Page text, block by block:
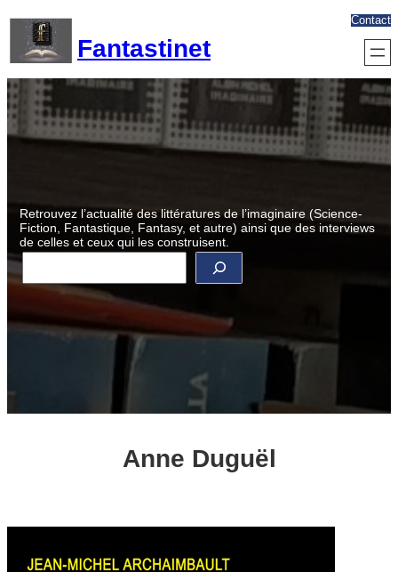
contenu
Fantastinet
Contact
Retrouvez l’actualité des littératures de l’imaginaire (Science-
Fiction, Fantastique, Fantasy, et autre) ainsi que des interviews
de celles et ceux qui les construisent.
R
c
e
r
Anne Duguël